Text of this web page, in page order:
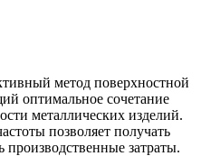
метод поверхностной
оптимальное сочетание
металлических изделий.
позволяет получать
производственные затраты.